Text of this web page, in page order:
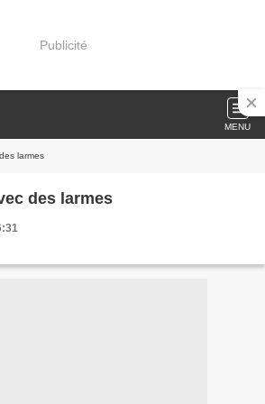
Publicité
MENU
larmes
des larmes